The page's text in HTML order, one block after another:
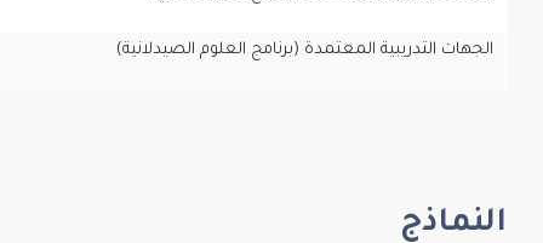
الجهات التدريبية المعتمدة (برنامج العلوم الصيدلانية)
النماذج